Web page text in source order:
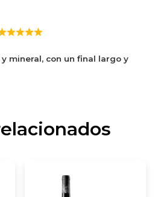
mineral, con un final largo y